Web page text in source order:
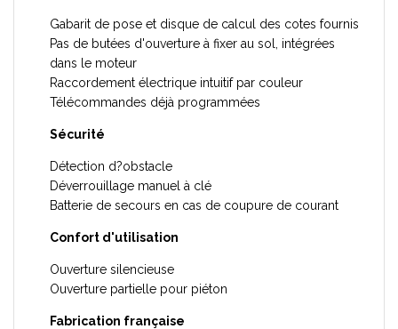
Gabarit de pose et disque de calcul des cotes fournis
Pas de butées d'ouverture à fixer au sol, intégrées
dans le moteur
Raccordement électrique intuitif par couleur
Télécommandes déjà programmées
Sécurité
Détection d?obstacle
Déverrouillage manuel à clé
Batterie de secours en cas de coupure de courant
Confort d'utilisation
Ouverture silencieuse
Ouverture partielle pour piéton
Fabrication française